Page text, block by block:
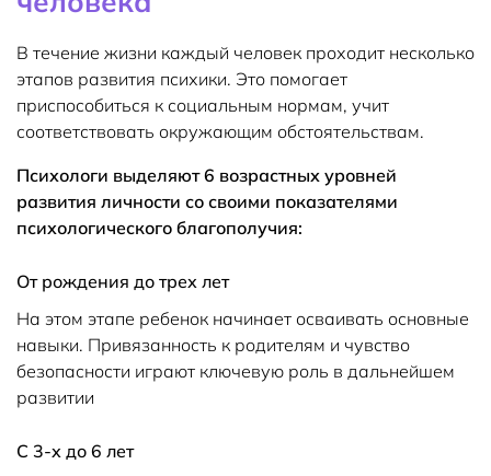
В течение жизни каждый человек проходит несколько
этапов развития психики. Это помогает
приспособиться к социальным нормам, учит
соответствовать окружающим обстоятельствам.
Психологи выделяют 6 возрастных уровней
развития личности со своими показателями
психологического благополучия:
От рождения до трех лет
На этом этапе ребенок начинает осваивать основные
навыки. Привязанность к родителям и чувство
безопасности играют ключевую роль в дальнейшем
развитии
С 3-х до 6 лет